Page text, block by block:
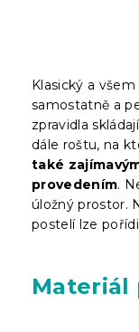
Klasický a
samostatně a
zpravidla
dále roštu, na
také
provedením.
úložný prostor.
postelí lze
Materiál